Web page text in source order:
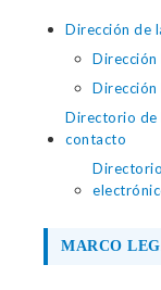
Dirección de
Dirección
Dirección
Directorio de
contacto
MARCO